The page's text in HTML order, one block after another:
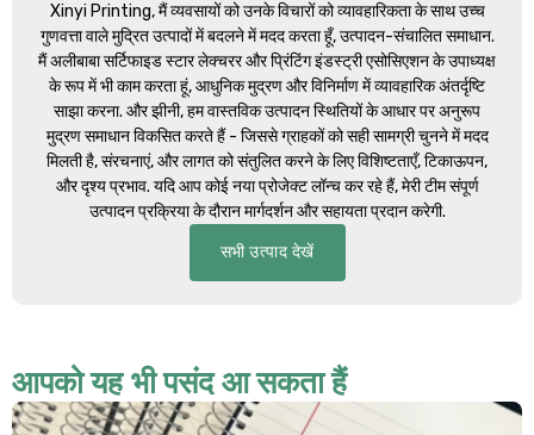
Xinyi Printing, मैं व्यवसायों को उनके विचारों को व्यावहारिकता के साथ उच्च
गुणवत्ता वाले मुद्रित उत्पादों में बदलने में मदद करता हूँ, उत्पादन-संचालित समाधान.
मैं अलीबाबा सर्टिफाइड स्टार लेक्चरर और प्रिंटिंग इंडस्ट्री एसोसिएशन के उपाध्यक्ष
के रूप में भी काम करता हूं, आधुनिक मुद्रण और विनिर्माण में व्यावहारिक अंतर्दृष्टि
साझा करना. और झीनी, हम वास्तविक उत्पादन स्थितियों के आधार पर अनुरूप
मुद्रण समाधान विकसित करते हैं - जिससे ग्राहकों को सही सामग्री चुनने में मदद
मिलती है, संरचनाएं, और लागत को संतुलित करने के लिए विशिष्टताएँ, टिकाऊपन,
और दृश्य प्रभाव. यदि आप कोई नया प्रोजेक्ट लॉन्च कर रहे हैं, मेरी टीम संपूर्ण
उत्पादन प्रक्रिया के दौरान मार्गदर्शन और सहायता प्रदान करेगी.
सभी उत्पाद देखें
आपको यह भी पसंद आ सकता हैं